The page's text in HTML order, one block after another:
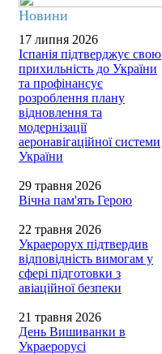
Новини
17 липня 2026
Іспанія підтверджує свою
прихильність до України
та профінансує
розроблення плану
відновлення та
модернізації
аеронавігаційної системи
України
29 травня 2026
Вічна пам'ять Герою
22 травня 2026
Украерорух підтвердив
відповідність вимогам у
сфері підготовки з
авіаційної безпеки
21 травня 2026
День Вишиванки в
Украерорусі